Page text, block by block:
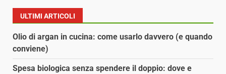
degli
articoli
ULTIMI ARTICOLI
Olio di argan in cucina: come usarlo davvero (e quando
conviene)
Spesa biologica senza spendere il doppio: dove e